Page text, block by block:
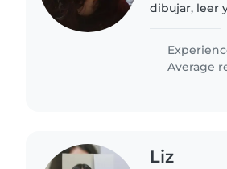
dibujar, leer
Average
Liz